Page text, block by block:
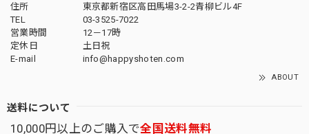
住所
東京都新宿区高田馬場3-2-2青柳ビル4F
TEL
03-3525-7022
営業時間
12－17時
定休日
土日祝
E-mail
info@happyshoten.com
ABOUT
送料について
10,000円以上のご購入で全国送料無料